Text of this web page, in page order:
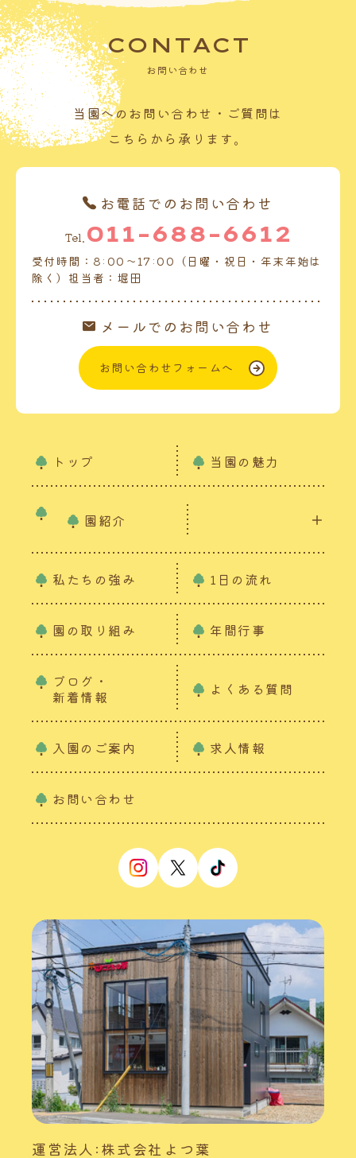
CONTACT
お問い合わせ
当園へのお問い合わせ・ご質問は
こちらから承ります。
お電話でのお問い合わせ
Tel. 011-688-6612
受付時間：8:00～17:00（日曜・祝日・年末年始は
除く）担当者：堀田
メールでのお問い合わせ
お問い合わせフォームへ
トップ 当園の魅力
園紹介
私たちの強み 1日の流れ
園の取り組み 年間行事
ブログ・
新着情報
よくある質問
入園のご案内 求人情報
お問い合わせ
運営法人:株式会社よつ葉